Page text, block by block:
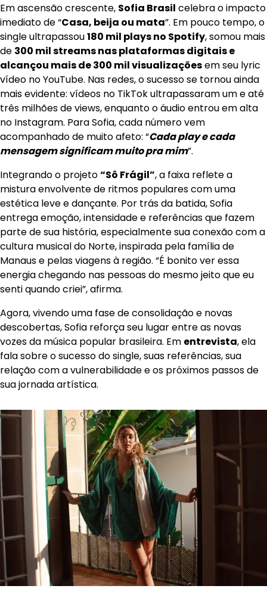
Em ascensão crescente, Sofia Brasil celebra o impacto
imediato de “Casa, beija ou mata”. Em pouco tempo, o
single ultrapassou180 mil plays no Spotify, somou mais
de 300 mil streams nas plataformas digitais e
alcançou mais de 300 mil visualizaçõesem seu lyric
vídeo no YouTube. Nas redes, o sucesso se tornou ainda
mais evidente: vídeos no TikTok ultrapassaram um e até
três milhões de views, enquanto o áudio entrou em alta
no Instagram. Para Sofia, cada número vem
acompanhado de muito afeto: “Cada play e cada
mensagem significam muito pra mim”.
Integrando o projeto“Sô Frágil”, a faixa reflete a
mistura envolvente de ritmos populares com uma
estética leve e dançante. Por trás da batida, Sofia
entrega emoção, intensidade e referências que fazem
parte de sua história, especialmente sua conexão com a
cultura musical do Norte, inspirada pela família de
Manaus e pelas viagens à região. “É bonito ver essa
energia chegando nas pessoas do mesmo jeito que eu
senti quando criei”, afirma.
Agora, vivendo uma fase de consolidação e novas
descobertas, Sofia reforça seu lugar entre as novas
vozes da música popular brasileira. Em entrevista, ela
fala sobre o sucesso do single, suas referências, sua
relação com a vulnerabilidade e os próximos passos de
sua jornada artística.